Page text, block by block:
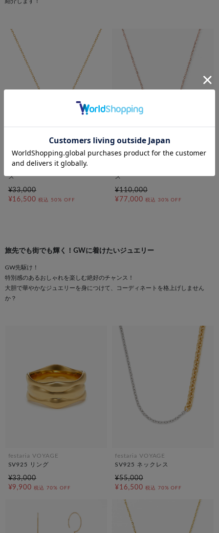
bijou SOPHIA
K10YG ローズクォーツ ネックレ
ス
¥33,000
¥16,500 税込 50% OFF
festaria VOYAGE
ス
¥110,000
¥77,000 税込 30% OFF
旅先でも街でも輝く！GWに着けたいジュエリー
GW先駆け！
特別感のあるおしゃれを楽しむ絶好のチャンス！
大胆で華やかなジュエリーを身につけて、コーディネートを格上げしません
か？
festaria VOYAGE
SV925 リング
¥33,000
¥9,900 税込 70% OFF
festaria VOYAGE
SV925 ネックレス
¥55,000
¥16,500 税込 70% OFF